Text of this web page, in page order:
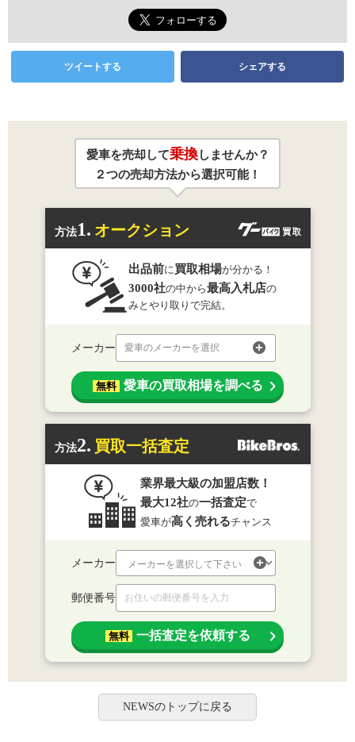
ツイートする シェアする
愛車を売却して乗換しませんか？
２つの売却方法から選択可能！
方法1. オークション
出品前に買取相場が分かる！
3000社の中から最高入札店の
みとやり取りで完結。
メーカー 愛車のメーカーを選択
無料 愛車の買取相場を調べる
方法2. 買取一括査定
業界最大級の加盟店数！
最大12社の一括査定で
愛車が高く売れるチャンス
メーカー
郵便番号
無料 一括査定を依頼する
NEWSのトップに戻る